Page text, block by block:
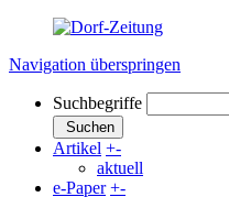
Navigation überspringen
Suchbegriffe
Suchen
Artikel +-
aktuell
e-Paper +-